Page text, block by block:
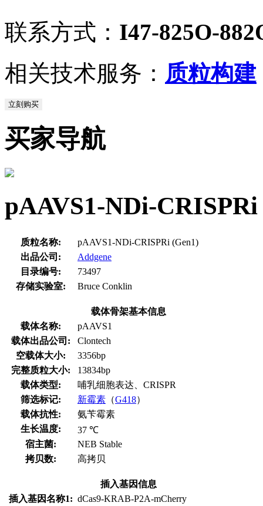
联系方式： I47-825O-
相关技术服务： 质粒构建
立刻购买
买家导航
pAAVS1-NDi-
质粒名称:
pAAVS1-NDi-CRISPRi (Gen1)
出品公司:
Addgene
目录编号:
73497
存储实验室:
Bruce Conklin
载体骨架基本信息
载体名称:
pAAVS1
载体出品公司:
Clontech
空载体大小:
3356bp
完整质粒大小:
13834bp
载体类型:
哺乳细胞表达、CRISPR
筛选标记:
新霉素 （G418）
载体抗性:
氨苄霉素
生长温度:
37 ℃
宿主菌:
NEB Stable
拷贝数:
高拷贝
插入基因信息
插入基因名称1: dCas9-KRAB-P2A-mCherry